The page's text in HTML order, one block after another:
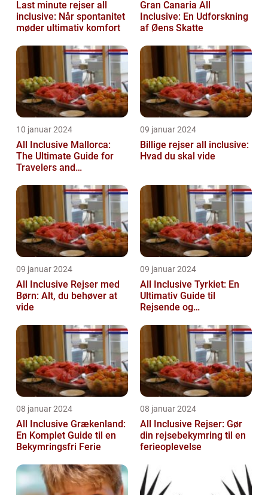
Last minute rejser all
inclusive: Når spontanitet
møder ultimativ komfort
Gran Canaria All
Inclusive: En Udforskning
af Øens Skatte
10 januar 2024
All Inclusive Mallorca:
The Ultimate Guide for
Travelers and
09 januar 2024
Billige rejser all inclusive:
Hvad du skal vide
09 januar 2024
All Inclusive Rejser med
Børn: Alt, du behøver at
vide
09 januar 2024
All Inclusive Tyrkiet: En
Ultimativ Guide til
Rejsende og
08 januar 2024
All Inclusive Grækenland:
En Komplet Guide til en
Bekymringsfri Ferie
08 januar 2024
All Inclusive Rejser: Gør
din rejsebekymring til en
ferieoplevelse